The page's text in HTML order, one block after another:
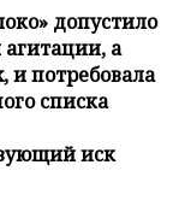
допустило
а
и потребовала
списка
иск